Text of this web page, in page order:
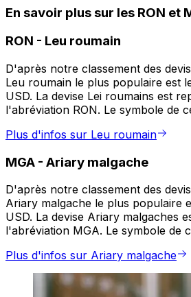
En savoir plus sur les RON et
RON - Leu roumain
D'après notre classement des
Leu roumain le plus populaire est
USD. La devise Lei roumains est
l'abréviation RON. Le symbole de
Plus d'infos sur Leu roumain
MGA - Ariary malgache
D'après notre classement des
Ariary malgache le plus populaire
USD. La devise Ariary malgaches
l'abréviation MGA. Le symbole de
Plus d'infos sur Ariary malgache